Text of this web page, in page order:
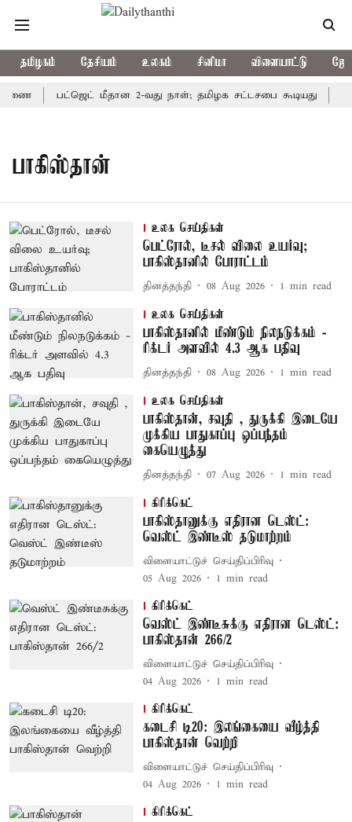
தமிழகம் தேசியம் உலகம் சினிமா விளையாட்டு
பட்ஜெட் மீதான 2-வது நாள்; தமிழக சட்டசபை கூடியது
பாகிஸ்தான்
உலக செய்திகள்
பெட்ரோல், டீசல் விலை உயர்வு;
பாகிஸ்தானில் போராட்டம்
தினத்தந்தி 08 Aug 2026 1 min read
உலக செய்திகள்
பாகிஸ்தானில் மீண்டும் நிலநடுக்கம் -
ரிக்டர் அளவில் 4.3 ஆக பதிவு
தினத்தந்தி 08 Aug 2026 1 min read
உலக செய்திகள்
பாகிஸ்தான், சவுதி , துருக்கி இடையே
முக்கிய பாதுகாப்பு ஒப்பந்தம்
கையெழுத்து
தினத்தந்தி 07 Aug 2026 1 min read
கிரிக்கெட்
பாகிஸ்தானுக்கு எதிரான டெஸ்ட்:
வெஸ்ட் இண்டீஸ் தடுமாற்றம்
விளையாட்டுச் செய்திப்பிரிவு
05 Aug 2026
1 min read
கிரிக்கெட்
வெஸ்ட் இண்டீசுக்கு எதிரான டெஸ்ட்:
பாகிஸ்தான் 266/2
விளையாட்டுச் செய்திப்பிரிவு
04 Aug 2026
1 min read
கிரிக்கெட்
கடைசி டி20: இலங்கையை வீழ்த்தி
பாகிஸ்தான் வெற்றி
விளையாட்டுச் செய்திப்பிரிவு
04 Aug 2026
1 min read
கிரிக்கெட்